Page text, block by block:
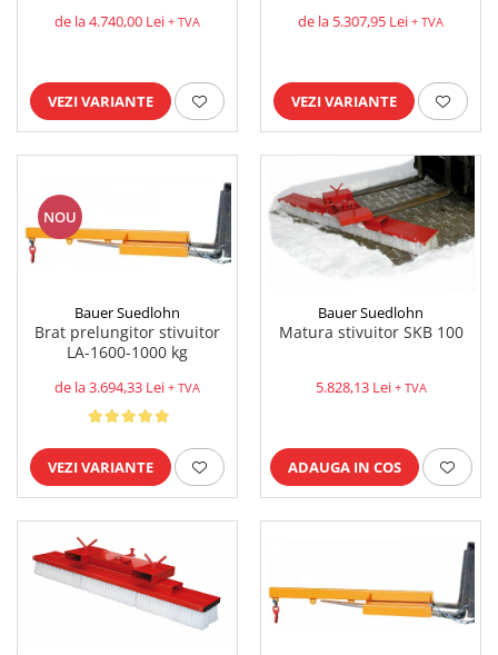
de la 4.740,00 Lei + TVA
VEZI VARIANTE
de la 5.307,95 Lei + TVA
VEZI VARIANTE
NOU
Bauer Suedlohn
Brat prelungitor stivuitor
LA-1600-1000 kg
de la 3.694,33 Lei + TVA
VEZI VARIANTE
Bauer Suedlohn
Matura stivuitor SKB 100
5.828,13 Lei + TVA
ADAUGA IN COS